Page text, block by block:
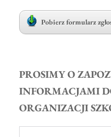
Pobierz formularz
PROSIMY O
INFORMACJAMI
ORGANIZACJI